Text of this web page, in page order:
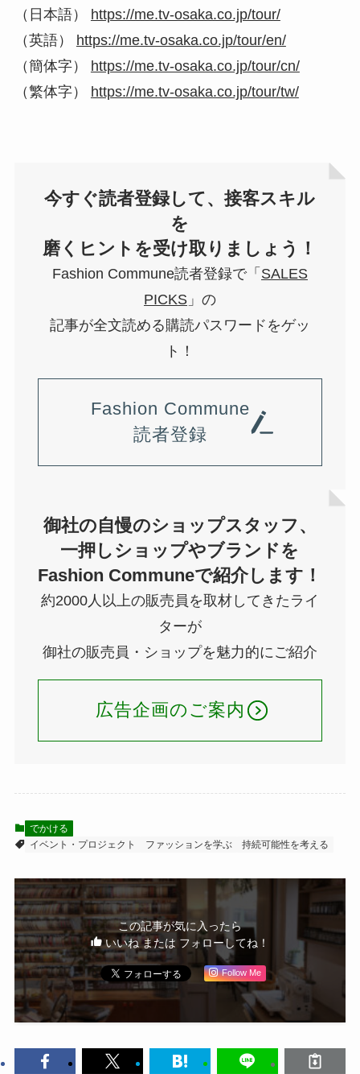
（日本語）
https://me.tv-osaka.co.jp/tour/
（英語）
https://me.tv-osaka.co.jp/tour/en/
（簡体字）
https://me.tv-osaka.co.jp/tour/cn/
（繁体字）
https://me.tv-osaka.co.jp/tour/tw/
今すぐ読者登録して、接客スキル
を
磨くヒントを受け取りましょう！
Fashion Commune読者登録で「 SALES
PICKS」の
記事が全文読める購読パスワードをゲッ
ト！
Fashion Commune
読者登録
御社の自慢のショップスタッフ、
一押しショップやブランドを
Fashion Communeで紹介します！
約2000人以上の販売員を取材してきたライ
ターが
御社の販売員・ショップを魅力的にご紹介
広告企画のご案内
でかける
イベント・プロジェクト
ファッションを学ぶ 持続可能性を考える
この記事が気に入ったら
いいね または フォローしてね！
Follow Me